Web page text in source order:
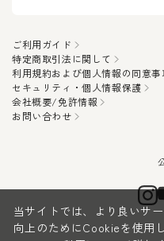
ご利用ガイド
特定商取引法に関して
利用規約および個人情報の同意事
セキュリティ・個人情報保護
会社概要/免許情報
お問い合わせ
当サイトでは、より良いサ
向上のためにCookieを使用